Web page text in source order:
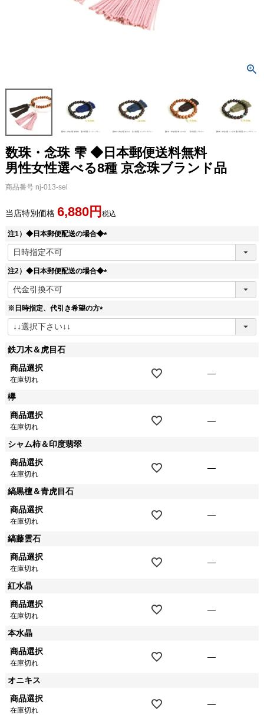
数珠・念珠 雫 ◆日本郵便送料無料
男性女性選べる8種 京念珠ブランド品
商品番号 nj-013-sel
当店特別価格 6,880 税込
注1）◆日本郵便配送の場合◆
(
須
注2）◆日本郵便配送の場合◆
(
※日時指定、代引き希望の方
(
鉄刀木＆虎目石
商品選択
在庫切れ
—
欅
商品選択
在庫切れ
—
シャム柿＆印度翡翠
商品選択
在庫切れ
—
縞黒檀＆青虎目石
商品選択
在庫切れ
—
縞藤雲石
商品選択
在庫切れ
—
紅水晶
商品選択
在庫切れ
—
本水晶
商品選択
在庫切れ
—
オニキス
商品選択
在庫切れ
—